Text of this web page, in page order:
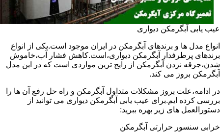
عیب یابی آبگرمکن دیواری
انواع مدل ها و برندهای آبگرمکن در ایران موجود است.یکی از انواع
برندهای پرطرفدار آبگرمکن دیواری،است.کاهش فشار آب،خاموش
شدن،جرقه نزدن آبگرمکن از رایج ترین مواردی است که در این مدل
آبگرمکن بروز می کند.
در ادامه،علت بروز مشکلات متداول آبگرمکن و راه حل رفع آن ها را
بررسی کرده ایم.برای عیب یابی آبگرمکن دیواری می توانید از
دستورالعمل های زیر بهره ببرید:
خرابی سنسور حرارتی آبگرمکن